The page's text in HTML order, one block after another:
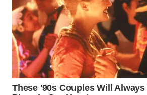
WN
CIREBON
WN
INDRAMAYU
WN
KUNINGAN